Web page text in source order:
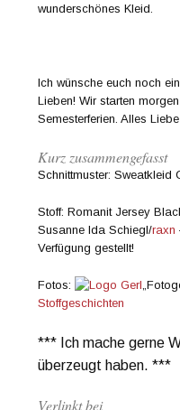
wunderschönes Kleid.
Ich wünsche euch noch
Lieben! Wir starten
Semesterferien. Alles
Kurz zusammengefasst
Schnittmuster:
Stoff: Romanit Jersey
Susanne Ida Schiegl/raxn
Verfügung gestellt!
Fotos:
Stoffgeschichten
*** Ich mache gerne
überzeugt haben. ***
Verlinkt bei